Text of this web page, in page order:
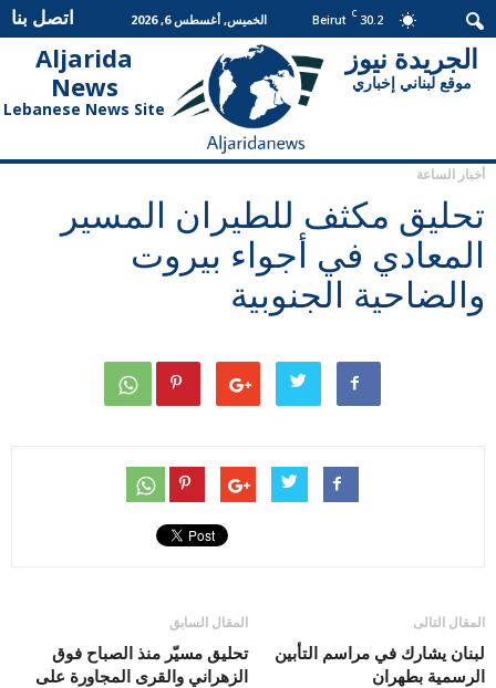
30.2
C
Beirut الخميس, أغسطس 6, 2026 اتصل بنا
Aljarida
News
Lebanese News Site
الجريدة
نيوز
الجريدة نيوز
موقع لبناني إخباري
أخبار الساعة
تحليق مكثف للطيران المسير
المعادي في أجواء بيروت
والضاحية الجنوبية
المقال السابق
تحليق مسيّر منذ الصباح فوق
الزهراني والقرى المجاورة على
المقال التالى
لبنان يشارك في مراسم التأبين
الرسمية بطهران